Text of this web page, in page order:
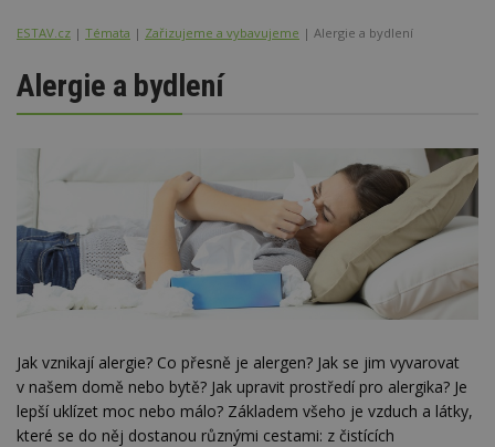
ESTAV.cz Témata Zařizujeme a vybavujeme Alergie a bydlení
Alergie a bydlení
Jak vznikají alergie? Co přesně je alergen? Jak se jim vyvarovat
v našem domě nebo bytě? Jak upravit prostředí pro alergika? Je
lepší uklízet moc nebo málo? Základem všeho je vzduch a látky,
které se do něj dostanou různými cestami: z čistících